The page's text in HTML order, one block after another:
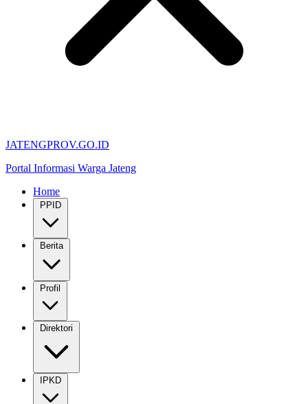
JATENGPROV.GO.ID
Portal Informasi Warga Jateng
Home
PPID
Berita
Profil
Direktori
IPKD